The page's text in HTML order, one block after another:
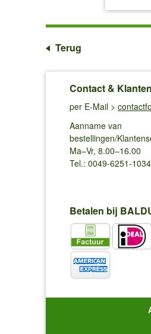
Terug
Contact &
per E-Mail >
Aanname van
bestellingen/
Ma–Vr, 8.00–16.00
Tel.: 0049-6251-
Betalen bij